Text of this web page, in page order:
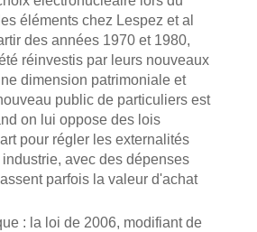
éléments chez Lespez et al
des années 1970 et 1980,
réinvestis par leurs nouveaux
dimension patrimoniale et
public de particuliers est
on lui oppose des lois
pour régler les externalités
avec des dépenses
parfois la valeur d'achat
: la loi de 2006, modifiant de